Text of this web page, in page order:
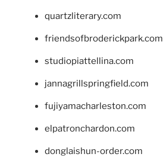
quartzliterary.com
friendsofbroderickpark.com
studiopiattellina.com
jannagrillspringfield.com
fujiyamacharleston.com
elpatronchardon.com
donglaishun-order.com